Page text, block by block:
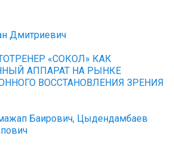
Дмитриевич
«СОКОЛ» КАК
АППАРАТ НА РЫНКЕ
ВОССТАНОВЛЕНИЯ ЗРЕНИЯ
Баирович, Цыдендамбаев